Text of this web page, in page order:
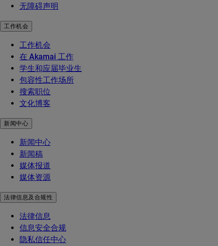
无障碍声明
工作机会
工作机会
在 Akamai 工作
学生和应届毕业生
包容性工作场所
搜索职位
文化博客
新闻中心
新闻中心
新闻稿
媒体报道
媒体资源
法律信息及合规性
法律信息
信息安全合规
隐私信任中心